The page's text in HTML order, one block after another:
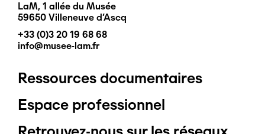
LaM, 1 allée du Musée
59650 Villeneuve d'Ascq
+33 (0)3 20 19 68 68
info@musee-lam.fr
Pied
de
Ressources documentaires
Espace professionnel